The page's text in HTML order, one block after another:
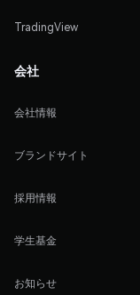
TradingView
会社
会社情報
ブランドサイト
採用情報
学生基金
お知らせ